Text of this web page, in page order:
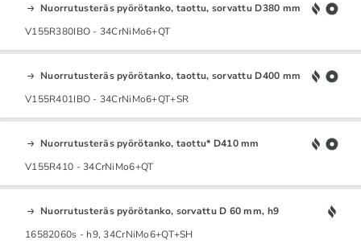
Nuorrutusteräs pyörötanko, taottu, sorvattu D380 mm
V155R380IBO - 34CrNiMo6+QT
Nuorrutusteräs pyörötanko, taottu, sorvattu D400 mm
V155R401IBO - 34CrNiMo6+QT+SR
Nuorrutusteräs pyörötanko, taottu* D410 mm
V155R410 - 34CrNiMo6+QT
Nuorrutusteräs pyörötanko, sorvattu D 60 mm, h9
16582060s - h9, 34CrNiMo6+QT+SH